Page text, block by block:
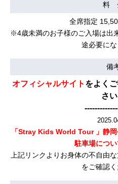
料
全席指定
※4歳未満のお子様のご入場は出
途必要にな
備
オフィシャルサイト をよく
さい
「Stray Kids World Tour 」静
駐⾞場につ
上記リンクよりお⾝体の不⾃由
をご確認く